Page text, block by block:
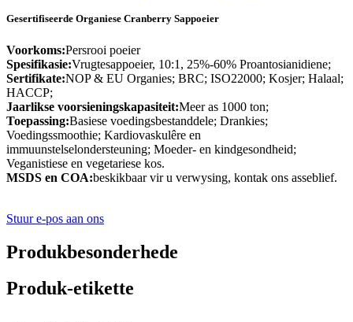
Gesertifiseerde Organiese Cranberry Sappoeier
Voorkoms:Persrooi poeier
Spesifikasie:Vrugtesappoeier, 10:1, 25%-60% Proantosianidiene;
Sertifikate:NOP & EU Organies; BRC; ISO22000; Kosjer; Halaal;
HACCP;
Jaarlikse voorsieningskapasiteit:Meer as 1000 ton;
Toepassing:Basiese voedingsbestanddele; Drankies;
Voedingssmoothie; Kardiovaskulêre en
immuunstelselondersteuning; Moeder- en kindgesondheid;
Veganistiese en vegetariese kos.
MSDS en COA:beskikbaar vir u verwysing, kontak ons ​​​​asseblief.
Stuur e-pos aan ons
Produkbesonderhede
Produk-etikette